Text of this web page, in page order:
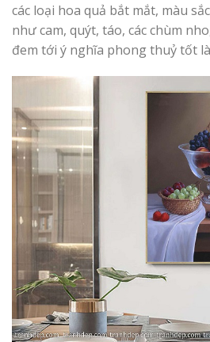
các loại hoa quả bắt mắt, màu
như cam, quýt, táo, các chùm
đem tới ý nghĩa phong thuỷ tốt